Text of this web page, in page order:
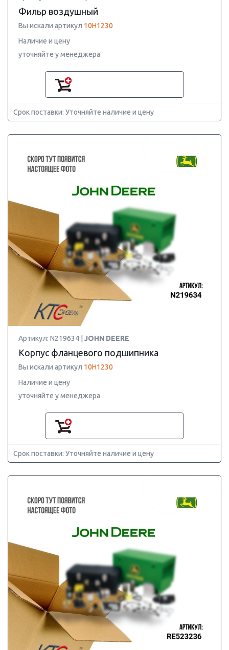
Фильр воздушный
Вы искали артикул 10H1230
Наличие и цену
уточняйте у менеджера
Срок поставки: Уточняйте наличие и цену
Артикул: N219634 | JOHN DEERE
Корпус фланцевого подшипника
Вы искали артикул 10H1230
Наличие и цену
уточняйте у менеджера
Срок поставки: Уточняйте наличие и цену